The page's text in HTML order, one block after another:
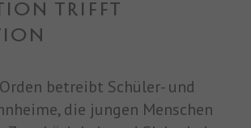
TRIFFT
betreibt Schüler- und
die jungen Menschen